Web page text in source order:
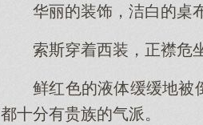
华丽的装饰，洁白的桌
索斯穿着西装，正襟危
鲜红色的液体缓缓地被
都十分有贵族的气派。